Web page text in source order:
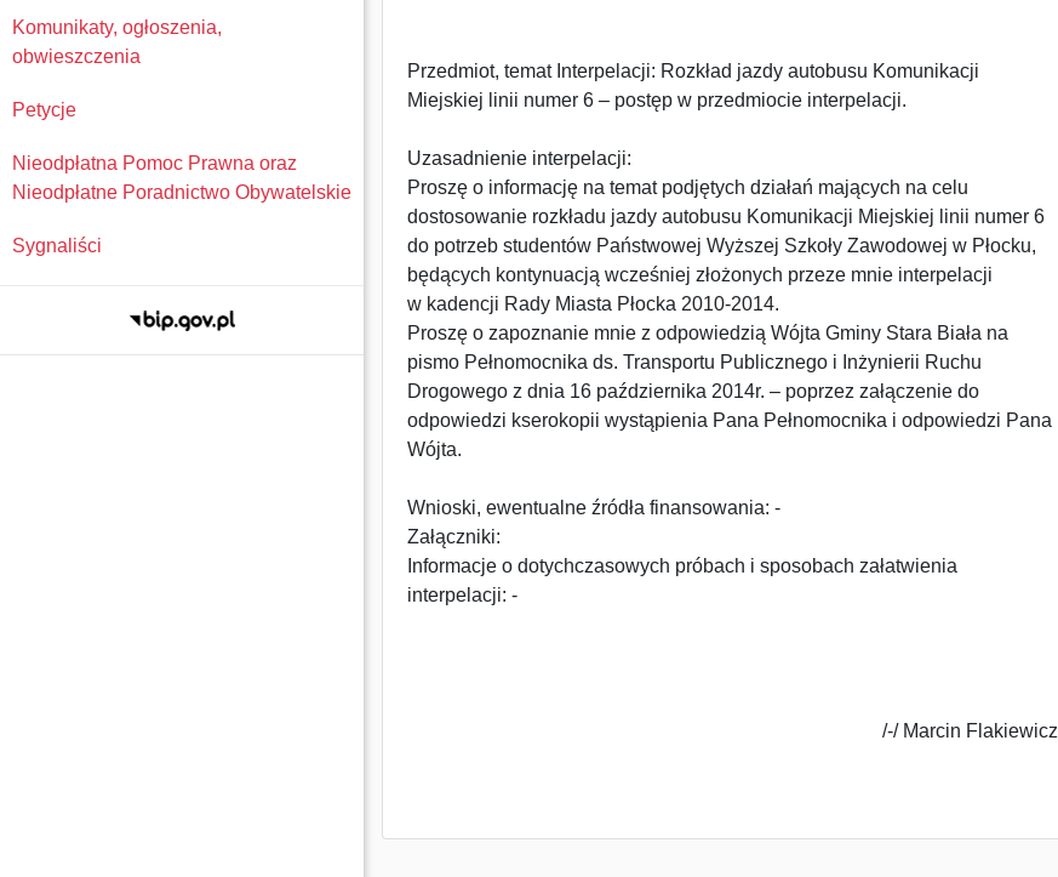
Komunikaty, ogłoszenia,
obwieszczenia
Petycje
Nieodpłatna Pomoc Prawna oraz
Nieodpłatne Poradnictwo Obywatelskie
Sygnaliści
Przedmiot, temat Interpelacji: Rozkład jazdy autobusu Komunikacji
Miejskiej linii numer 6 – postęp w przedmiocie interpelacji.
Uzasadnienie interpelacji:
Proszę o informację na temat podjętych działań mających na celu
dostosowanie rozkładu jazdy autobusu Komunikacji Miejskiej linii numer 6
do potrzeb studentów Państwowej Wyższej Szkoły Zawodowej w Płocku,
będących kontynuacją wcześniej złożonych przeze mnie interpelacji
w kadencji Rady Miasta Płocka 2010-2014.
Proszę o zapoznanie mnie z odpowiedzią Wójta Gminy Stara Biała na
pismo Pełnomocnika ds. Transportu Publicznego i Inżynierii Ruchu
Drogowego z dnia 16 października 2014r. – poprzez załączenie do
odpowiedzi kserokopii wystąpienia Pana Pełnomocnika i odpowiedzi Pana
Wójta.
Wnioski, ewentualne źródła finansowania: -
Załączniki:
Informacje o dotychczasowych próbach i sposobach załatwienia
interpelacji: -
/-/ Marcin Flakiewicz